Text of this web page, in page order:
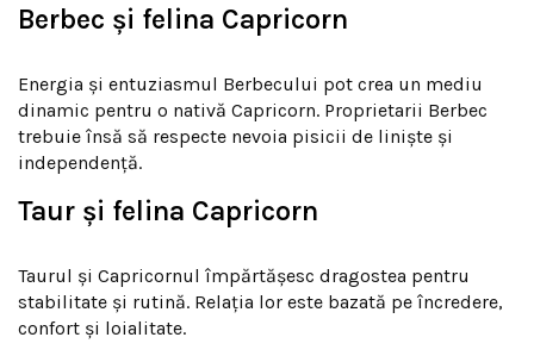
Berbec și felina Capricorn
Energia și entuziasmul Berbecului pot crea un mediu
dinamic pentru o nativă Capricorn. Proprietarii Berbec
trebuie însă să respecte nevoia pisicii de liniște și
independență.
Taur și felina Capricorn
Taurul și Capricornul împărtășesc dragostea pentru
stabilitate și rutină. Relația lor este bazată pe încredere,
confort și loialitate.